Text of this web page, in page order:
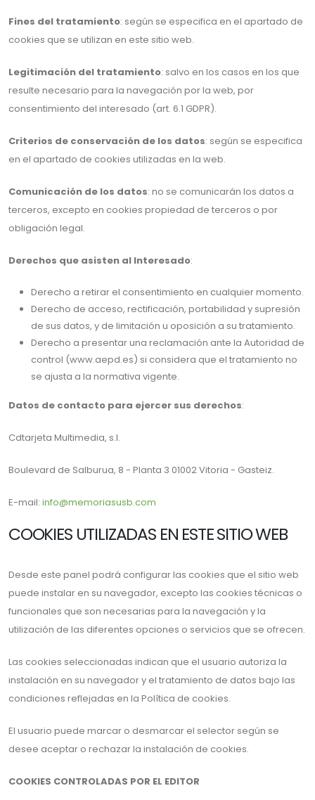
Fines del tratamiento: según se especifica en el apartado de
cookies que se utilizan en este sitio web.
Legitimación del tratamiento: salvo en los casos en los que
resulte necesario para la navegación por la web, por
consentimiento del interesado (art. 6.1 GDPR).
Criterios de conservación de los datos: según se especifica
en el apartado de cookies utilizadas en la web.
Comunicación de los datos: no se comunicarán los datos a
terceros, excepto en cookies propiedad de terceros o por
obligación legal.
Derechos que asisten al Interesado:
Derecho a retirar el consentimiento en cualquier momento.
Derecho de acceso, rectificación, portabilidad y supresión
de sus datos, y de limitación u oposición a su tratamiento.
Derecho a presentar una reclamación ante la Autoridad de
control (www.aepd.es) si considera que el tratamiento no
se ajusta a la normativa vigente.
Datos de contacto para ejercer sus derechos:
Cdtarjeta Multimedia, s.l.
Boulevard de Salburua, 8 - Planta 3 01002 Vitoria - Gasteiz.
E-mail: info@memoriasusb.com
COOKIES UTILIZADAS EN ESTE SITIO WEB
Desde este panel podrá configurar las cookies que el sitio web
puede instalar en su navegador, excepto las cookies técnicas o
funcionales que son necesarias para la navegación y la
utilización de las diferentes opciones o servicios que se ofrecen.
Las cookies seleccionadas indican que el usuario autoriza la
instalación en su navegador y el tratamiento de datos bajo las
condiciones reflejadas en la Política de cookies.
El usuario puede marcar o desmarcar el selector según se
desee aceptar o rechazar la instalación de cookies.
COOKIES CONTROLADAS POR EL EDITOR